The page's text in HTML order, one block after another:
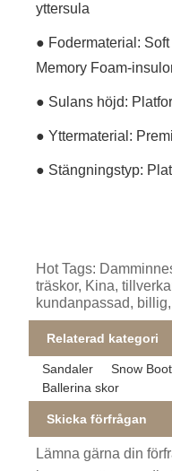
yttersula
● Fodermaterial:
Memory Foam-
● Sulans höjd:
● Yttermaterial:
● Stängningstyp:
Hot Tags:
träskor, Kina,
kundanpassad,
Relaterad kategori
Sandaler Snow
Ballerina skor
Skicka förfrågan
Lämna gärna din